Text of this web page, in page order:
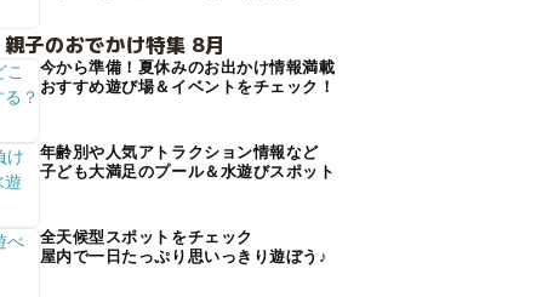
子のおでかけ特集 8月
今から準備！夏休みのお出かけ情報満載
おすすめ遊び場＆イベントをチェック！
年齢別や人気アトラクション情報など
子ども大満足のプール＆水遊びスポット
全天候型スポットをチェック
屋内で一日たっぷり思いっきり遊ぼう♪